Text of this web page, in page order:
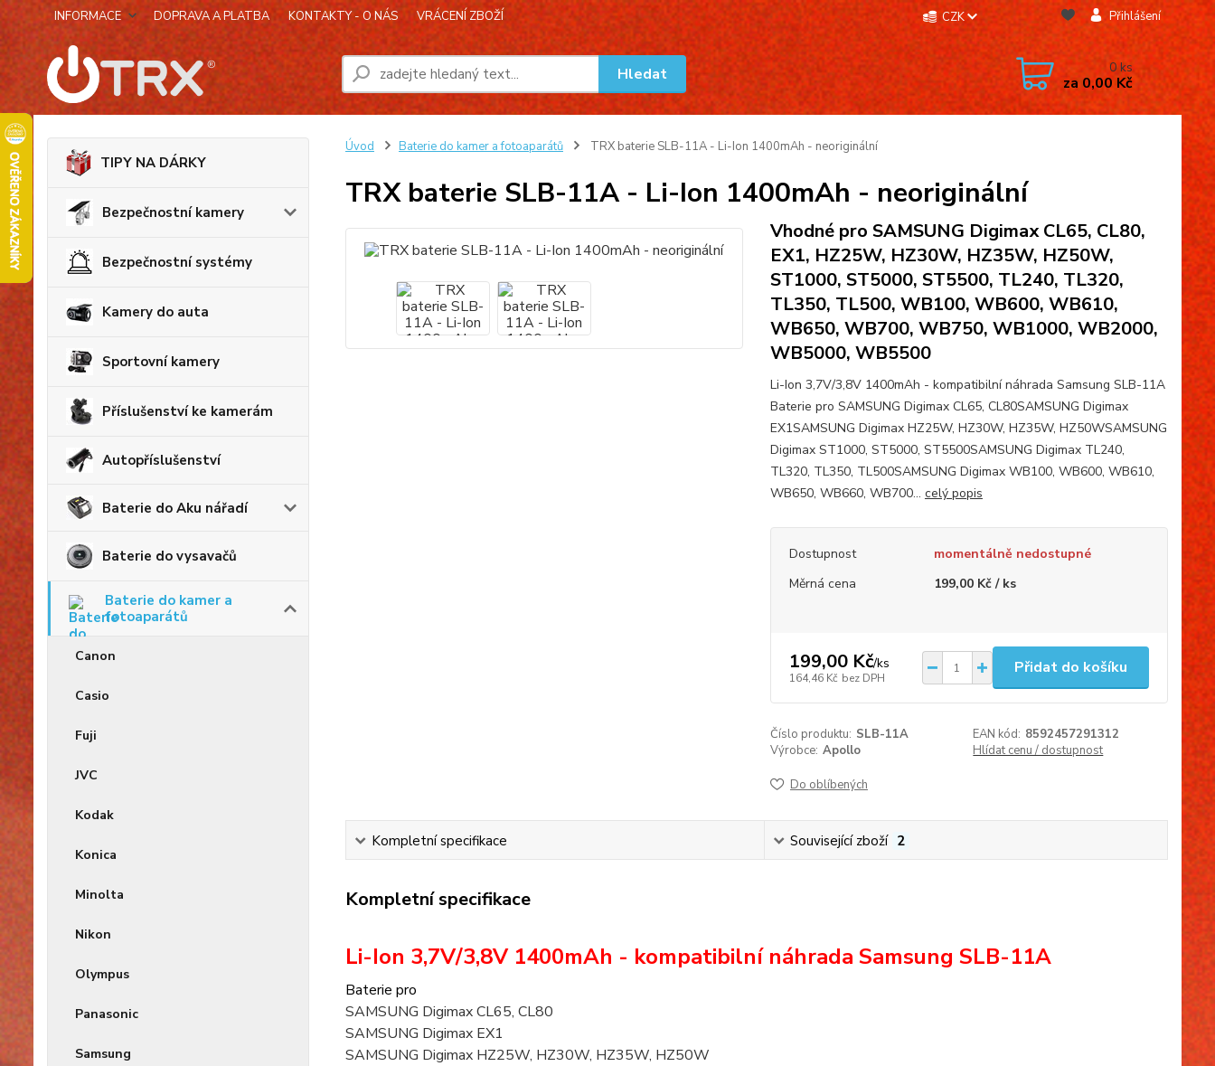
INFORMACE DOPRAVA A PLATBA KONTAKTY - O NÁS VRÁCENÍ ZBOŽÍ CZK Přihlášení
Hledat 0ks
za0,00 Kč
TIPY NA DÁRKY
Bezpečnostní kamery
Bezpečnostní systémy
Kamery do auta
Sportovní kamery
Příslušenství ke kamerám
Autopříslušenství
Baterie do Aku nářadí
Baterie do vysavačů
Baterie do kamer a
fotoaparátů
Canon
Casio
Fuji
JVC
Kodak
Konica
Minolta
Nikon
Olympus
Panasonic
Samsung
Úvod Baterie do kamer a fotoaparátů TRX baterie SLB-11A - Li-Ion 1400mAh - neoriginální
TRX baterie SLB-11A - Li-Ion 1400mAh - neoriginální
Vhodné pro SAMSUNG Digimax CL65, CL80,
EX1, HZ25W, HZ30W, HZ35W, HZ50W,
ST1000, ST5000, ST5500, TL240, TL320,
TL350, TL500, WB100, WB600, WB610,
WB650, WB700, WB750, WB1000, WB2000,
WB5000, WB5500
Li-Ion 3,7V/3,8V 1400mAh - kompatibilní náhrada Samsung SLB-11A
Baterie pro SAMSUNG Digimax CL65, CL80SAMSUNG Digimax
EX1SAMSUNG Digimax HZ25W, HZ30W, HZ35W, HZ50WSAMSUNG
Digimax ST1000, ST5000, ST5500SAMSUNG Digimax TL240,
TL320, TL350, TL500SAMSUNG Digimax WB100, WB600, WB610,
WB650, WB660, WB700... celý popis
Dostupnost
momentálně nedostupné
Měrná cena
199,00 Kč / ks
199,00 Kč/ks
164,46 Kč bez DPH
Přidat do košíku
Číslo produktu: SLB-11A EAN kód: 8592457291312
Výrobce: Apollo Hlídat cenu / dostupnost
Do oblíbených
Kompletní specifikace Související zboží 2
Kompletní specifikace
Li-Ion 3,7V/3,8V 1400mAh - kompatibilní náhrada Samsung SLB-11A
Baterie pro
SAMSUNG Digimax CL65, CL80
SAMSUNG Digimax EX1
SAMSUNG Digimax HZ25W, HZ30W, HZ35W, HZ50W